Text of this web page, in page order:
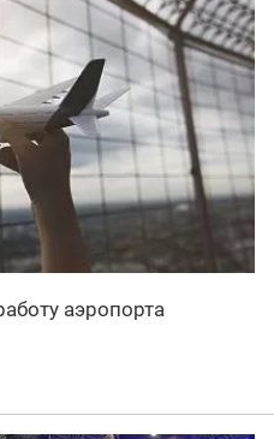
аэропорта